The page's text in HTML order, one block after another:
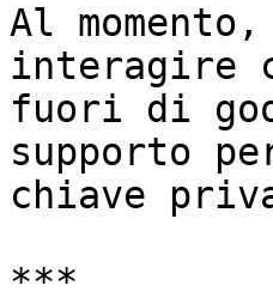
Al
interagire
fuori di
supporto
chiave
***